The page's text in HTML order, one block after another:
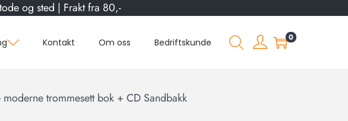
og sted | Frakt fra 80,-
Kontakt Om oss Bedriftskunde 0
trommesett bok + CD Sandbakk